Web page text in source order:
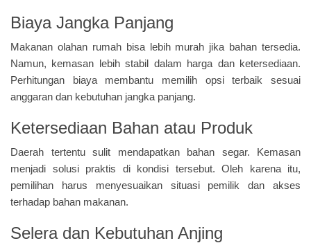
Biaya Jangka Panjang
Makanan olahan rumah bisa lebih murah jika bahan tersedia.
Namun, kemasan lebih stabil dalam harga dan ketersediaan.
Perhitungan biaya membantu memilih opsi terbaik sesuai
anggaran dan kebutuhan jangka panjang.
Ketersediaan Bahan atau Produk
Daerah tertentu sulit mendapatkan bahan segar. Kemasan
menjadi solusi praktis di kondisi tersebut. Oleh karena itu,
pemilihan harus menyesuaikan situasi pemilik dan akses
terhadap bahan makanan.
Selera dan Kebutuhan Anjing